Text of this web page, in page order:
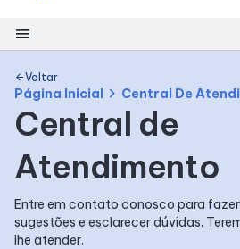
Restaurantes
Praça de Alimentação :
menu
Shopping
Mapa Interno
Facilidades
Como Chegar
arrow_backVoltar
Página Inicial chevron_right Central De
Central de
Atendimento
Entre em contato conosco para
sugestões e esclarecer dúvidas.
lhe atender.